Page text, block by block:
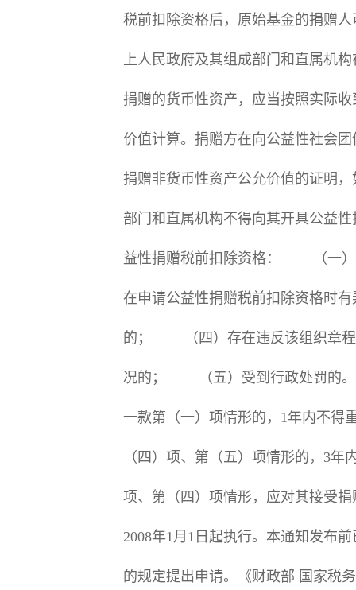
税前扣除资格后，原始基金的捐赠
上人民政府及其组成部门和直属机
捐赠的货币性资产，应当按照实际
价值计算。捐赠方在向公益性社会
捐赠非货币性资产公允价值的证明
部门和直属机构不得向其开具公益
益性捐赠税前扣除资格： （一）
在申请公益性捐赠税前扣除资格
的； （四）存在违反该组织章程
况的； （五）受到行政处罚的。
一款第（一）项情形的，1年内不得
（四）项、第（五）项情形的，3
项、第（四）项情形，应对其接受
2008年1月1日起执行。本通知发布
的规定提出申请。《财政部 国家税